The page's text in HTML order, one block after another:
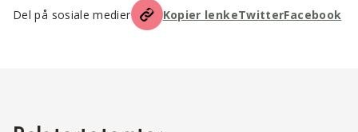
Del på sosiale medier Kopier lenkeTwitterFacebook